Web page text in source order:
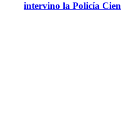
intervino la Policía